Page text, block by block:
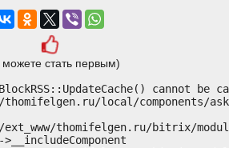
стать первым)
cannot
thomifelgen.ru/local/components/